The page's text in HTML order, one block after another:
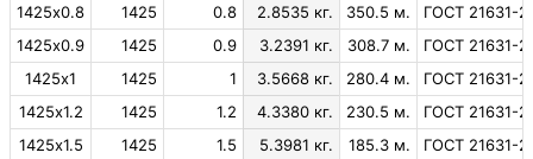
1425х0.8
1425 0.8 2.8535 кг. 350.5 м.
ГОСТ 21631-
1425х0.9
1425 0.9 3.2391 кг. 308.7 м.
ГОСТ 21631-
1425х1
1425 1 3.5668 кг. 280.4 м.
ГОСТ 21631-
1425х1.2
1425 1.2 4.3380 кг. 230.5 м.
ГОСТ 21631-
1425х1.5
1425 1.5 5.3981 кг. 185.3 м.
ГОСТ 21631-